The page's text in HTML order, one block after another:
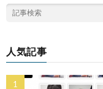
人気記事